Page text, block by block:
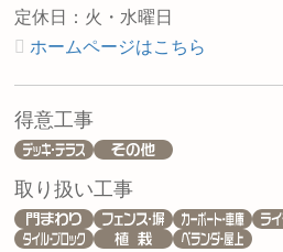
定休日：火・水曜日
ホームページはこちら
得意工事
取り扱い工事